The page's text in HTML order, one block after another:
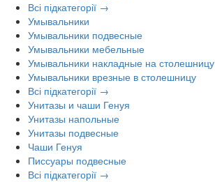
Всі підкатегорії →
Умывальники
Умывальники подвесные
Умывальники мебельные
Умывальники накладные на столешницу
Умывальники врезные в столешницу
Всі підкатегорії →
Унитазы и чаши Генуя
Унитазы напольные
Унитазы подвесные
Чаши Генуя
Писсуары подвесные
Всі підкатегорії →